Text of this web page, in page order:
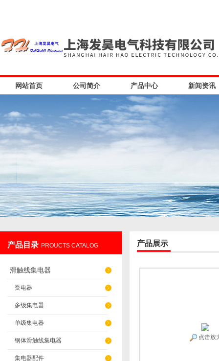
网站首页 公司简介 产品中心 新闻资讯
产品目录 PROUCTS CATALOG
滑触线集电器
受电器
多级集电器
单级集电器
钢体滑触线集电器
集电器配件
产品展示
点击放